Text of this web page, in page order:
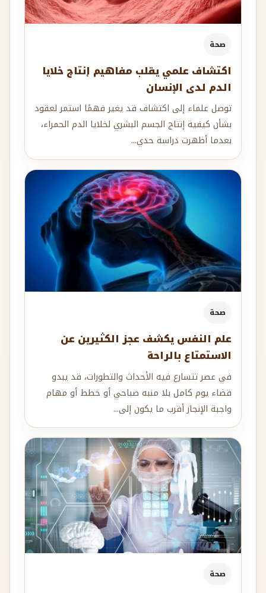
صحة
اكتشاف علمي يقلب مفاهيم إنتاج خلايا
الدم لدى الإنسان
توصل علماء إلى اكتشاف قد يغير فهمًا استمر لعقود
بشأن كيفية إنتاج الجسم البشري لخلايا الدم الحمراء،
بعدما أظهرت دراسة حدي...
صحة
علم النفس يكشف عجز الكثيرين عن
الاستمتاع بالراحة
في عصر تتسارع فيه الأحداث والتطورات، قد يبدو
قضاء يوم كامل بلا منبه صباحي أو خطط أو مهام
واجبة الإنجاز أقرب ما يكون إلى...
صحة